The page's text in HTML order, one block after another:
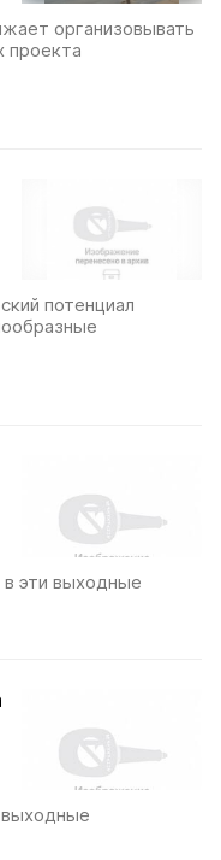
организовывать
проекта
потенциал
эти выходные